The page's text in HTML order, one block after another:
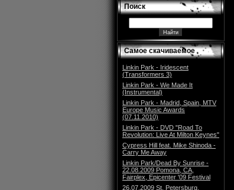
Поиск
Самое скачиваемое
Linkin Park - Iridescent
(Transformers 3)
Linkin Park - We Made It
(Instrumental)
Linkin Park - Madrid, Spain, MTV
Europe Music Awards
(07.11.2010)
Linkin Park - DVD "Road To
Revolution: Live At Milton Keynes"
Cypress Hill feat. Mike Shinoda -
Carry Me Away
Linkin Park/Dead By Sunrise -
22.08.2009 Pomona, CA,
Fairplex, Epicenter '09 Festival
26.07.2009 St. Petersburg,